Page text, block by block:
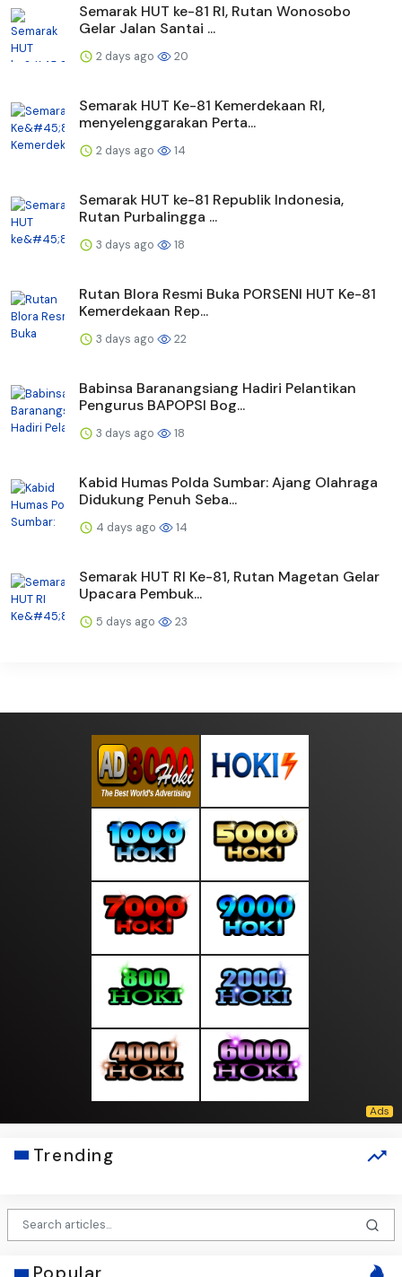
Semarak HUT ke-81 RI, Rutan Wonosobo
Gelar Jalan Santai ...
2 days ago 20
Semarak HUT Ke-81 Kemerdekaan RI,
menyelenggarakan Perta...
2 days ago 14
Semarak HUT ke-81 Republik Indonesia,
Rutan Purbalingga ...
3 days ago 18
Rutan Blora Resmi Buka PORSENI HUT Ke-81
Kemerdekaan Rep...
3 days ago 22
Babinsa Baranangsiang Hadiri Pelantikan
Pengurus BAPOPSI Bog...
3 days ago 18
Kabid Humas Polda Sumbar: Ajang Olahraga
Didukung Penuh Seba...
4 days ago 14
Semarak HUT RI Ke-81, Rutan Magetan Gelar
Upacara Pembuk...
5 days ago 23
Trending